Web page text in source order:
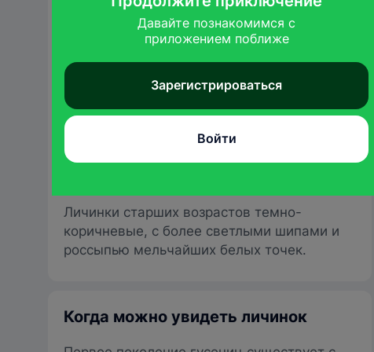
Личинки старших возрастов темно-
коричневые, с более светлыми шипами и
россыпью мельчайших белых точек.
Когда можно увидеть личинок
Давайте познакомимся с
приложением поближе
Зарегистрироваться
Войти